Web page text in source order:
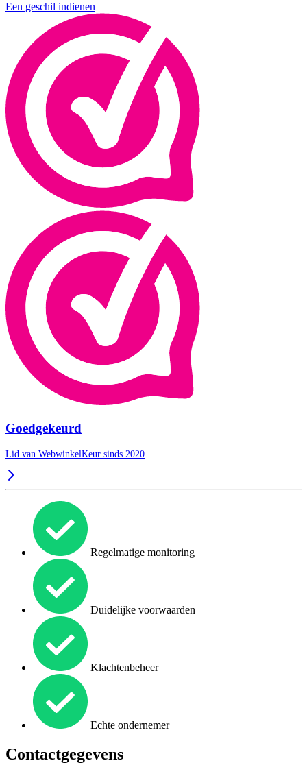
Een geschil indienen
Goedgekeurd
Lid van WebwinkelKeur sinds 2020
Regelmatige monitoring
Duidelijke voorwaarden
Klachtenbeheer
Echte ondernemer
Contactgegevens